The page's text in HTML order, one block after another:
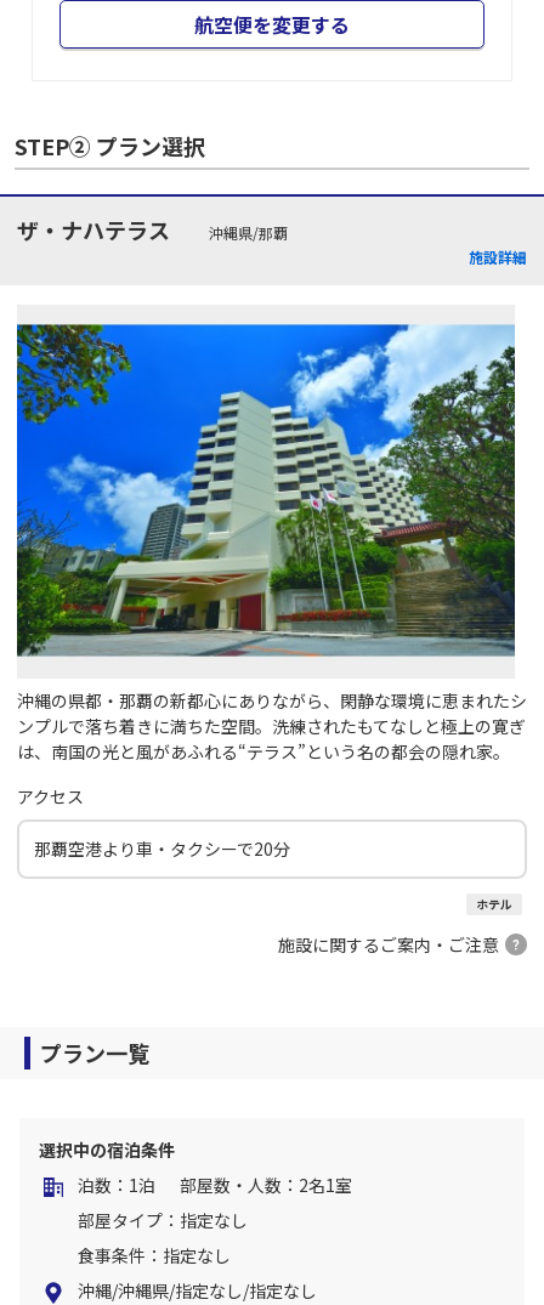
航空便を変更する
STEP② プラン選択
ザ・ナハテラス
沖縄県/那覇
施設詳細
沖縄の県都・那覇の新都心にありながら、閑静な環境に恵まれたシ
ンプルで落ち着きに満ちた空間。洗練されたもてなしと極上の寛ぎ
は、南国の光と風があふれる“テラス”という名の都会の隠れ家。
アクセス
那覇空港より車・タクシーで20分
ホテル
施設に関するご案内・ご注意
プラン一覧
選択中の宿泊条件
泊数：1泊
部屋数・人数：2名1室
部屋タイプ：指定なし
食事条件：指定なし
沖縄/沖縄県/指定なし/指定なし